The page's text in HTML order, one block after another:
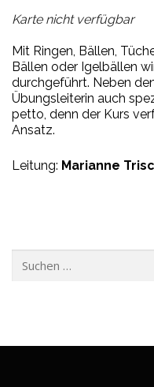
Karte nicht verfügbar
Mit Ringen, Bällen,
Bällen oder Igelbällen
durchgeführt. Neben
Übungsleiterin auch
petto, denn der Kurs
Ansatz.
Leitung: Marianne
nach: